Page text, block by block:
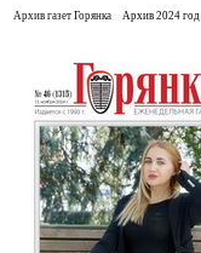
Архив газет Горянка Архив 2024 год